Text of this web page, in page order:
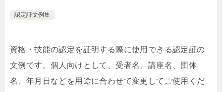
認定証文例集
資格・技能の認定を証明する際に使用できる認定証の
文例です。個人向けとして、受者名、講座名、団体
名、年月日などを用途に合わせて変更してご使用くだ